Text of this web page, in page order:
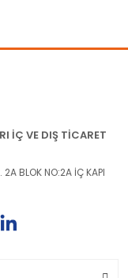
İÇ VE DIŞ TİCARET
BLOK NO:2A İÇ KAPI